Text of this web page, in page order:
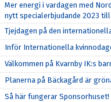
Mer energi i vardagen med
nytt specialerbjudande 2023 till
Tjejdagen på den
Inför Internationella
Välkommen på Kvarnby IK:s
Planerna på Bäckagård är
Så här fungerar Sponsorhuset!